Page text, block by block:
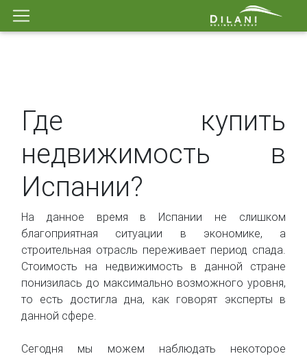
Где купить
недвижимость в
Испании?
На данное время в Испании не слишком
благоприятная ситуации в экономике, а
строительная отрасль переживает период спада.
Стоимость на недвижимость в данной стране
понизилась до максимально возможного уровня,
то есть достигла дна, как говорят эксперты в
данной сфере.
Сегодня мы можем наблюдать некоторое